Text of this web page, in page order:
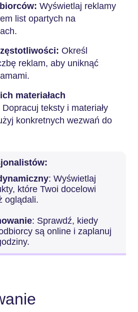
Wyświetlaj reklamy
list opartych na
Określ
reklam, aby uniknąć
materiałach
Dopracuj teksty i materiały
konkretnych wezwań do
: Wyświetlaj
które Twoi docelowi
oglądali.
: Sprawdź, kiedy
są online i zaplanuj